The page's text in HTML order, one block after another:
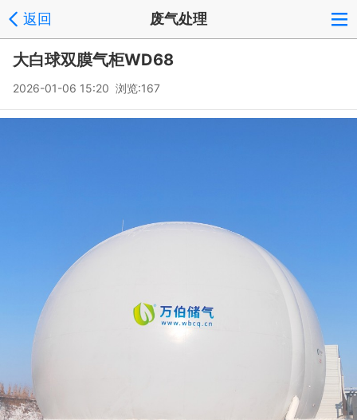
返回 废气处理
大白球双膜气柜WD68
2026-01-06 15:20 浏览:167